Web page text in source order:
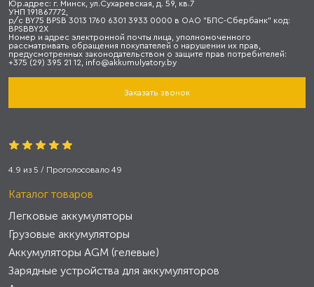
Юр.адрес: г. Минск, ул.Сухаревская, д. 59, кв.7
УНП 191867772,
р/с BY75 BPSB 3013 1760 6301 3933 0000 в ОАО "БПС-Сбербанк" код:
BPSBBY2X
Номер и адрес электронной почты лица, уполномоченного
рассматривать обращения покупателей о нарушении их прав,
предусмотренных законодательством о защите прав потребителей:
+375 (29) 395 21 12, info@akkumulyatory.by
Заказать звонок
4.9 из 5 / Проголосовало 49
Каталог товаров
Легковые аккумуляторы
Грузовые аккумуляторы
Аккумуляторы AGM (гелевые)
Зарядные устройства для аккумуляторов